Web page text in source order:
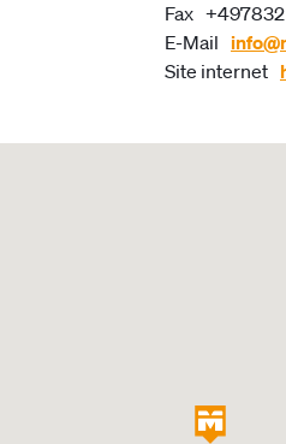
Fax
E-Mail
Site internet